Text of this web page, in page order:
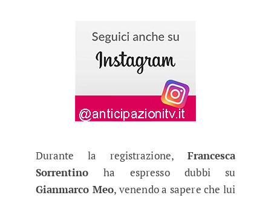
Durante la registrazione, Francesca
Sorrentino ha espresso dubbi su
Gianmarco Meo, venendo a sapere che lui